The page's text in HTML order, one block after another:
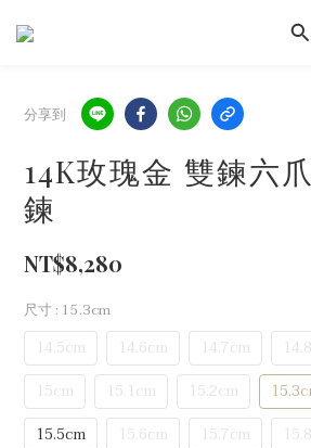
分享到
14K玫瑰金 雙鍊六
鍊
NT$8,280
尺寸: 15.3cm
14.5cm 14.6cm 14.7cm
15cm
15.1cm 15.2cm
15.5cm
15.6cm 15.7cm